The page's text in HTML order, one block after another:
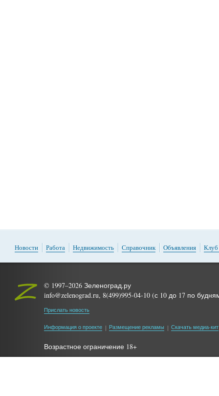
Новости Работа Недвижимость Справочник Объявления Клуб
© 1997–2026 Зеленоград.ру
info@zelenograd.ru, 8(499)995-04-10 (с 10 до 17 по
Прислать новость
Информация о проекте Размещение рекламы Скачать медиа-кит
Возрастное ограничение 18+